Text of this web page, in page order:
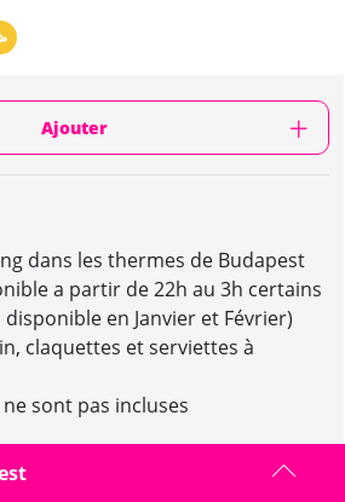
Ajouter
dans les thermes de Budapest
a partir de 22h au 3h certains
en Janvier et Février)
claquettes et serviettes à
sont pas incluses